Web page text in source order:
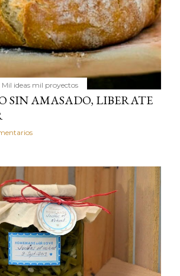
Mil ideas mil proyectos
SIN AMASADO, LIBERATE